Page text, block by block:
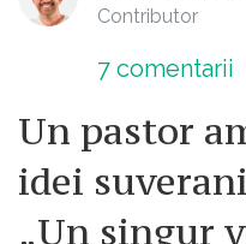
Contributor
7 comentarii
Un pastor
idei
„Un singur